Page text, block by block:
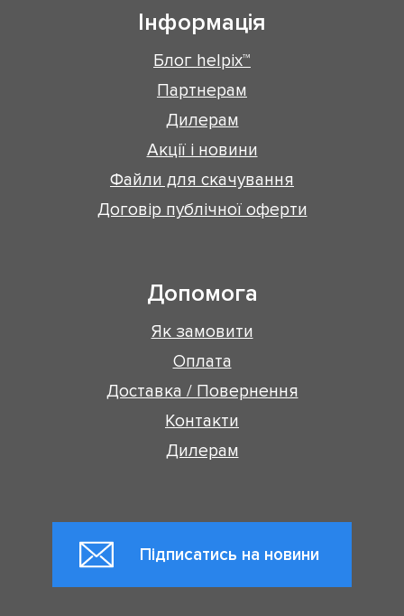
Інформація
Блог helpix™
Партнерам
Дилерам
Акції і новини
Файли для скачування
Договір публічної оферти
Допомога
Як замовити
Оплата
Доставка / Повернення
Контакти
Дилерам
Підписатись на новини